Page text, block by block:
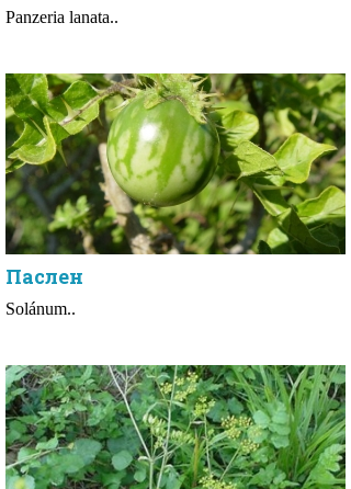
Panzeria lanata..
Паслен
Solánum..